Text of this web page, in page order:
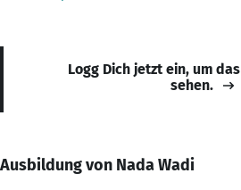
Logg Dich jetzt ein, um
sehen.
Ausbildung von Nada Wadi